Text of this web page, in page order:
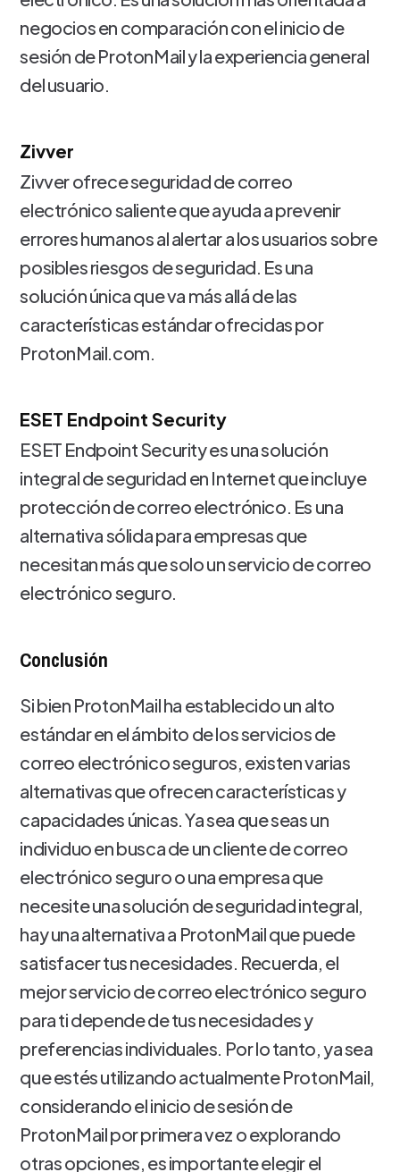
negocios en comparación con el inicio de
sesión de ProtonMail y la experiencia general
del usuario.
Zivver
Zivver ofrece seguridad de correo
electrónico saliente que ayuda a prevenir
errores humanos al alertar a los usuarios sobre
posibles riesgos de seguridad. Es una
solución única que va más allá de las
características estándar ofrecidas por
ProtonMail.com.
ESET Endpoint Security
ESET Endpoint Security es una solución
integral de seguridad en Internet que incluye
protección de correo electrónico. Es una
alternativa sólida para empresas que
necesitan más que solo un servicio de correo
electrónico seguro.
Conclusión
Si bien ProtonMail ha establecido un alto
estándar en el ámbito de los servicios de
correo electrónico seguros, existen varias
alternativas que ofrecen características y
capacidades únicas. Ya sea que seas un
individuo en busca de un cliente de correo
electrónico seguro o una empresa que
necesite una solución de seguridad integral,
hay una alternativa a ProtonMail que puede
satisfacer tus necesidades. Recuerda, el
mejor servicio de correo electrónico seguro
para ti depende de tus necesidades y
preferencias individuales. Por lo tanto, ya sea
que estés utilizando actualmente ProtonMail,
considerando el inicio de sesión de
ProtonMail por primera vez o explorando
otras opciones, es importante elegir el